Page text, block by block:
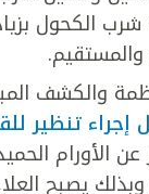
الكحول
والمستقيم.
والكشف
إجراء تنظير
الأورام
وبذلك يصبح